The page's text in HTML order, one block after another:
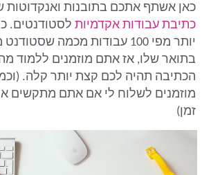
כאן אשתף אתכם בתובנות ואנקדוטות
כתיבת עבודות אקדמיות לסטודנטים.
יותר מפי 100 עבודות מכמה
בתואר שלו, אז אתם מוזמנים ללמוד
הכתיבה תהיה לכם קצת יותר קלה.
מוזמנים לשלוח לי אם אתם מתקשים
זמן)